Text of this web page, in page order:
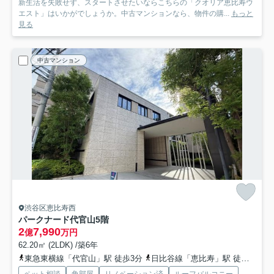
新生活を失敗せず、スタートさせたいならこちらの「クオリア恵比寿ウ
エスト」はいかがでしょうか。中古マンションなら、物件の購...
もっと
見る
中古マンション
渋谷区恵比寿西
パークナード代官山5階
2億7,990万円
62.20㎡ (2LDK) /築6年
東急東横線「代官山」駅 徒歩3分
日比谷線「恵比寿」駅 徒歩6分